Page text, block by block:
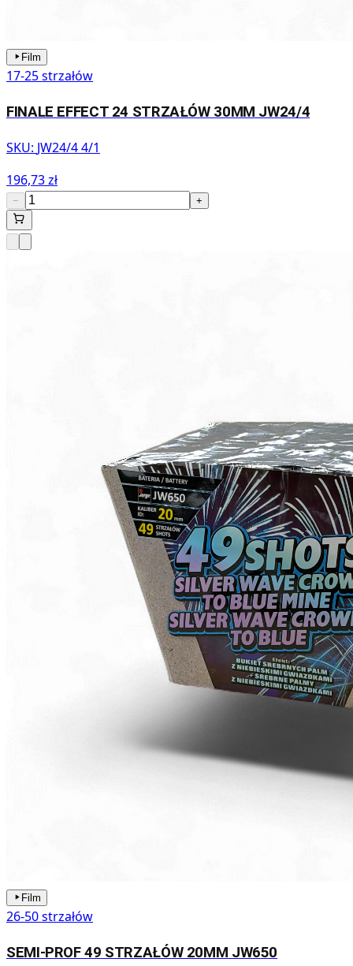
Film
17-25 strzałów
FINALE EFFECT 24 STRZAŁÓW 30MM JW24/4
SKU: JW24/4 4/1
196,73 zł
− +
Film
26-50 strzałów
SEMI-PROF 49 STRZAŁÓW 20MM JW650